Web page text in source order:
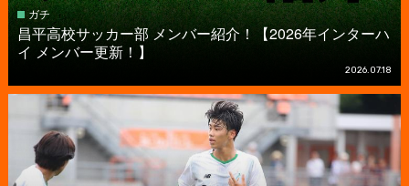
ガチ
昌平高校サッカー部 メンバー紹介！【2026年インターハ
イ メンバー更新！】
2026.07.18